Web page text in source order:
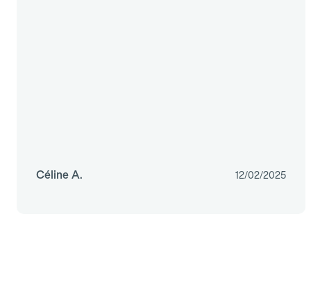
Céline A. 12/02/2025